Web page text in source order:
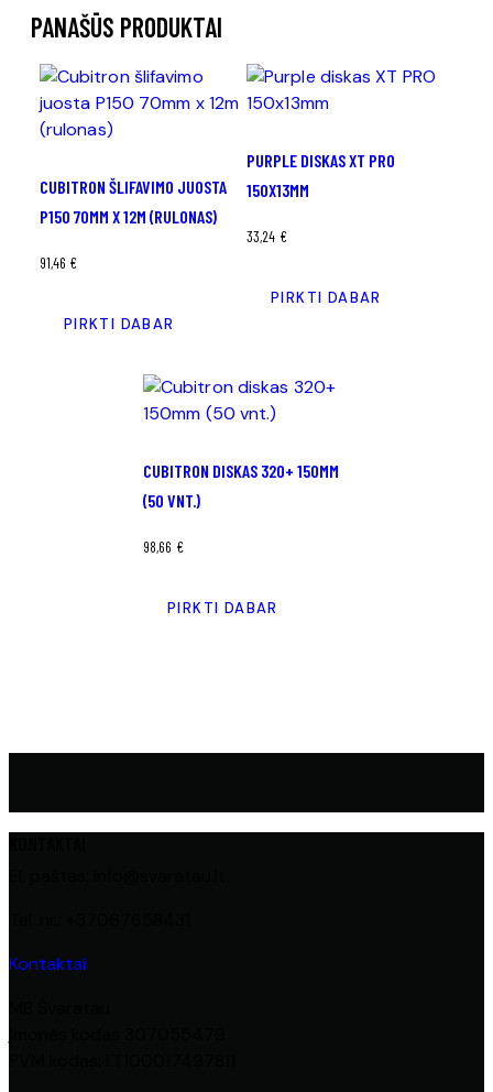
PANAŠŪS PRODUKTAI
CUBITRON ŠLIFAVIMO JUOSTA
P150 70MM X 12M (RULONAS)
91,46 €
PIRKTI DABAR
PURPLE DISKAS XT PRO
150X13MM
33,24 €
PIRKTI DABAR
CUBITRON DISKAS 320+ 150MM
(50 VNT.)
98,66 €
PIRKTI DABAR
Kontaktai